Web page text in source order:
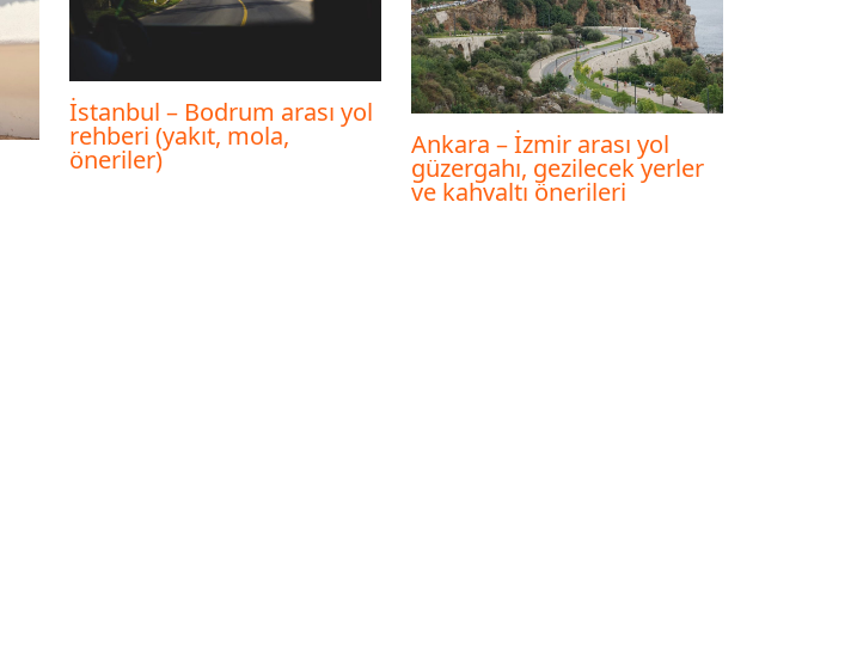
İstanbul – Bodrum arası yol
rehberi (yakıt, mola,
öneriler) Ankara – İzmir arası yol
güzergahı, gezilecek yerler
ve kahvaltı önerileri